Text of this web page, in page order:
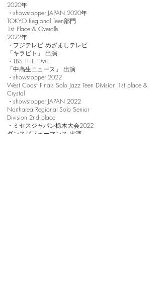
2020年
・showstopper JAPAN 2020年
TOKYO Regional Teen部門
1st Place & Overalls
2022年
・フジテレビ めざましテレビ
「キラビト」 出演
・TBS THE TIME
「中高生ニュース」 出演
・showstopper 2022
West Coast Finals Solo Jazz Teen Division 1st place &
Crystal
・showstopper JAPAN 2022
Northarea Regional Solo Senior
Division 2nd place
・ミセスジャパン栃木大会2022
ダンスパフォーマンス 出演